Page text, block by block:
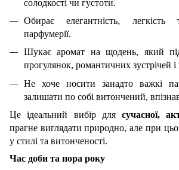
солодкості чи густоти.
Обирає елегантність,
парфумерії.
Шукає аромат на щодень, який
прогулянок, романтичних зустрічей
Не хоче носити занадто важкі
залишати по собі витончений,
Це ідеальний вибір длясучасної,
прагне виглядати природно, але при
у стилі та витонченості.
Час доби та пора року